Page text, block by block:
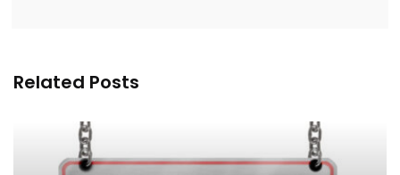
Related Posts